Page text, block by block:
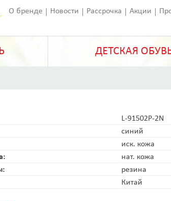
О бренде Новости Рассрочка Акции
ДЕТСКАЯ
L-91502P-2N
синий
иск. кожа
нат. кожа
резина
Китай